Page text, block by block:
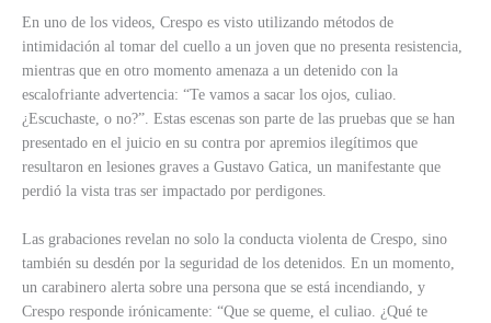
En uno de los videos, Crespo es visto utilizando métodos de
intimidación al tomar del cuello a un joven que no presenta resistencia,
mientras que en otro momento amenaza a un detenido con la
escalofriante advertencia: “Te vamos a sacar los ojos, culiao.
¿Escuchaste, o no?”. Estas escenas son parte de las pruebas que se han
presentado en el juicio en su contra por apremios ilegítimos que
resultaron en lesiones graves a Gustavo Gatica, un manifestante que
perdió la vista tras ser impactado por perdigones.
Las grabaciones revelan no solo la conducta violenta de Crespo, sino
también su desdén por la seguridad de los detenidos. En un momento,
un carabinero alerta sobre una persona que se está incendiando, y
Crespo responde irónicamente: “Que se queme, el culiao. ¿Qué te